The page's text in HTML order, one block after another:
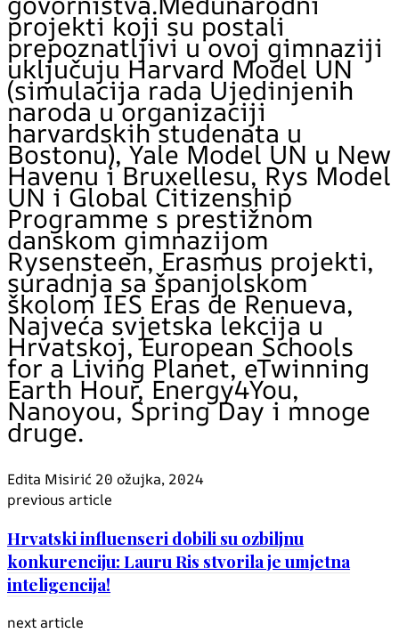
projekti koji su postali
prepoznatljivi u ovoj gimnaziji
uključuju Harvard Model UN
(simulacija rada Ujedinjenih
naroda u organizaciji
harvardskih studenata u
Bostonu), Yale Model UN u New
Havenu i Bruxellesu, Rys Model
UN i Global Citizenship
Programme s prestižnom
danskom gimnazijom
Rysensteen, Erasmus projekti,
suradnja sa španjolskom
školom IES Eras de Renueva,
Najveća svjetska lekcija u
Hrvatskoj, European Schools
for a Living Planet, eTwinning
Earth Hour, Energy4You,
Nanoyou, Spring Day i mnoge
druge.
Edita Misirić 20 ožujka, 2024
previous article
Hrvatski influenseri dobili su ozbiljnu
konkurenciju: Lauru Ris stvorila je umjetna
inteligencija!
next article